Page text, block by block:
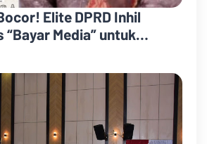
Elite DPRD Inhil
“Bayar Media” untuk